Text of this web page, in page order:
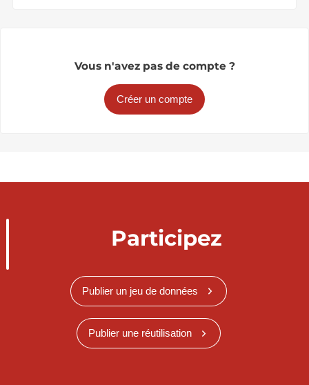
Vous n'avez pas de compte ?
Créer un compte
Participez
Publier un jeu de données
Publier une réutilisation